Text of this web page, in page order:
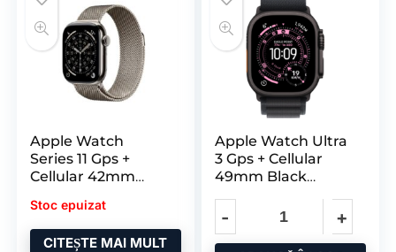
Apple Watch
Series 11 Gps +
Cellular 42mm
Case with
Stoc epuizat
CITEȘTE MAI MULT
Apple Watch Ultra
3 Gps + Cellular
49mm Black
with Black